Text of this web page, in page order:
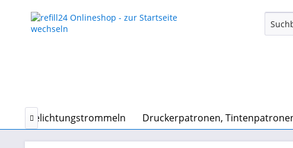
und Belichtungstrommeln Druckerpatronen,
